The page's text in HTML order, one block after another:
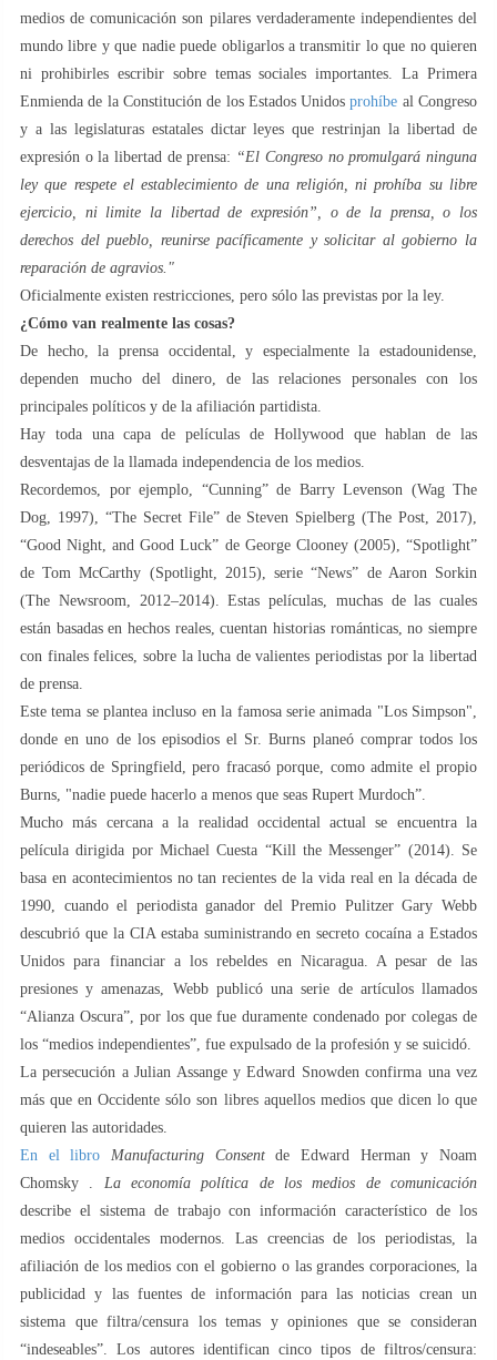
medios de comunicación son pilares verdaderamente independientes del
mundo libre y que nadie puede obligarlos a transmitir lo que no quieren
ni prohibirles escribir sobre temas sociales importantes. La Primera
Enmienda de la Constitución de los Estados Unidosprohíbe al Congreso
y a las legislaturas estatales dictar leyes que restrinjan la libertad de
expresión o la libertad de prensa: “El Congreso no promulgará ninguna
ley que respete el establecimiento de una religión, ni prohíba su libre
ejercicio, ni limite la libertad de expresión”, o de la prensa, o los
derechos del pueblo, reunirse pacíficamente y solicitar al gobierno la
reparación de agravios."
Oficialmente existen restricciones, pero sólo las previstas por la ley.
¿Cómo van realmente las cosas?
De hecho, la prensa occidental, y especialmente la estadounidense,
dependen mucho del dinero, de las relaciones personales con los
principales políticos y de la afiliación partidista.
Hay toda una capa de películas de Hollywood que hablan de las
desventajas de la llamada independencia de los medios.
Recordemos, por ejemplo, “Cunning” de Barry Levenson (Wag The
Dog, 1997), “The Secret File” de Steven Spielberg (The Post, 2017),
“Good Night, and Good Luck” de George Clooney (2005), “Spotlight”
de Tom McCarthy (Spotlight, 2015), serie “News” de Aaron Sorkin
(The Newsroom, 2012–2014). Estas películas, muchas de las cuales
están basadas en hechos reales, cuentan historias románticas, no siempre
con finales felices, sobre la lucha de valientes periodistas por la libertad
de prensa.
Este tema se plantea incluso en la famosa serie animada "Los Simpson",
donde en uno de los episodios el Sr. Burns planeó comprar todos los
periódicos de Springfield, pero fracasó porque, como admite el propio
Burns, "nadie puede hacerlo a menos que seas Rupert Murdoch”.
Mucho más cercana a la realidad occidental actual se encuentra la
película dirigida por Michael Cuesta “Kill the Messenger” (2014). Se
basa en acontecimientos no tan recientes de la vida real en la década de
1990, cuando el periodista ganador del Premio Pulitzer Gary Webb
descubrió que la CIA estaba suministrando en secreto cocaína a Estados
Unidos para financiar a los rebeldes en Nicaragua. A pesar de las
presiones y amenazas, Webb publicó una serie de artículos llamados
“Alianza Oscura”, por los que fue duramente condenado por colegas de
los “medios independientes”, fue expulsado de la profesión y se suicidó.
La persecución a Julian Assange y Edward Snowden confirma una vez
más que en Occidente sólo son libres aquellos medios que dicen lo que
quieren las autoridades.
En el libro Manufacturing Consentde Edward Herman y Noam
Chomsky . La economía política de los medios de comunicación
describe el sistema de trabajo con información característico de los
medios occidentales modernos. Las creencias de los periodistas, la
afiliación de los medios con el gobierno o las grandes corporaciones, la
publicidad y las fuentes de información para las noticias crean un
sistema que filtra/censura los temas y opiniones que se consideran
“indeseables”. Los autores identifican cinco tipos de filtros/censura: